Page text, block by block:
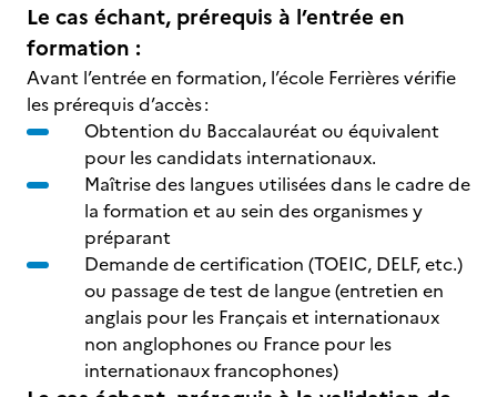
Le cas échant, prérequis à l’entrée en
formation :
Avant l’entrée en formation, l’école Ferrières vérifie
les prérequis d’accès :
Obtention du Baccalauréat ou équivalent
pour les candidats internationaux.
Maîtrise des langues utilisées dans le cadre de
la formation et au sein des organismes y
préparant
Demande de certification (TOEIC, DELF, etc.)
ou passage de test de langue (entretien en
anglais pour les Français et internationaux
non anglophones ou France pour les
internationaux francophones)